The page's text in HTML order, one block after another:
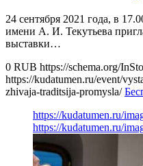
24 сентября 2021 года, в
имени А. И. Текутьева
выставки…
0 RUB https://schema.org/
https://kudatumen.ru/event/
zhivaja-traditsija-promysla/
https://kudatumen.ru/
https://kudatumen.ru/